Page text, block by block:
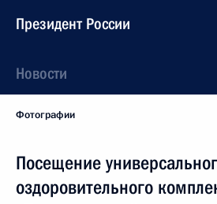
Президент России
Новости
Фотографии
Посещение
оздоровительного